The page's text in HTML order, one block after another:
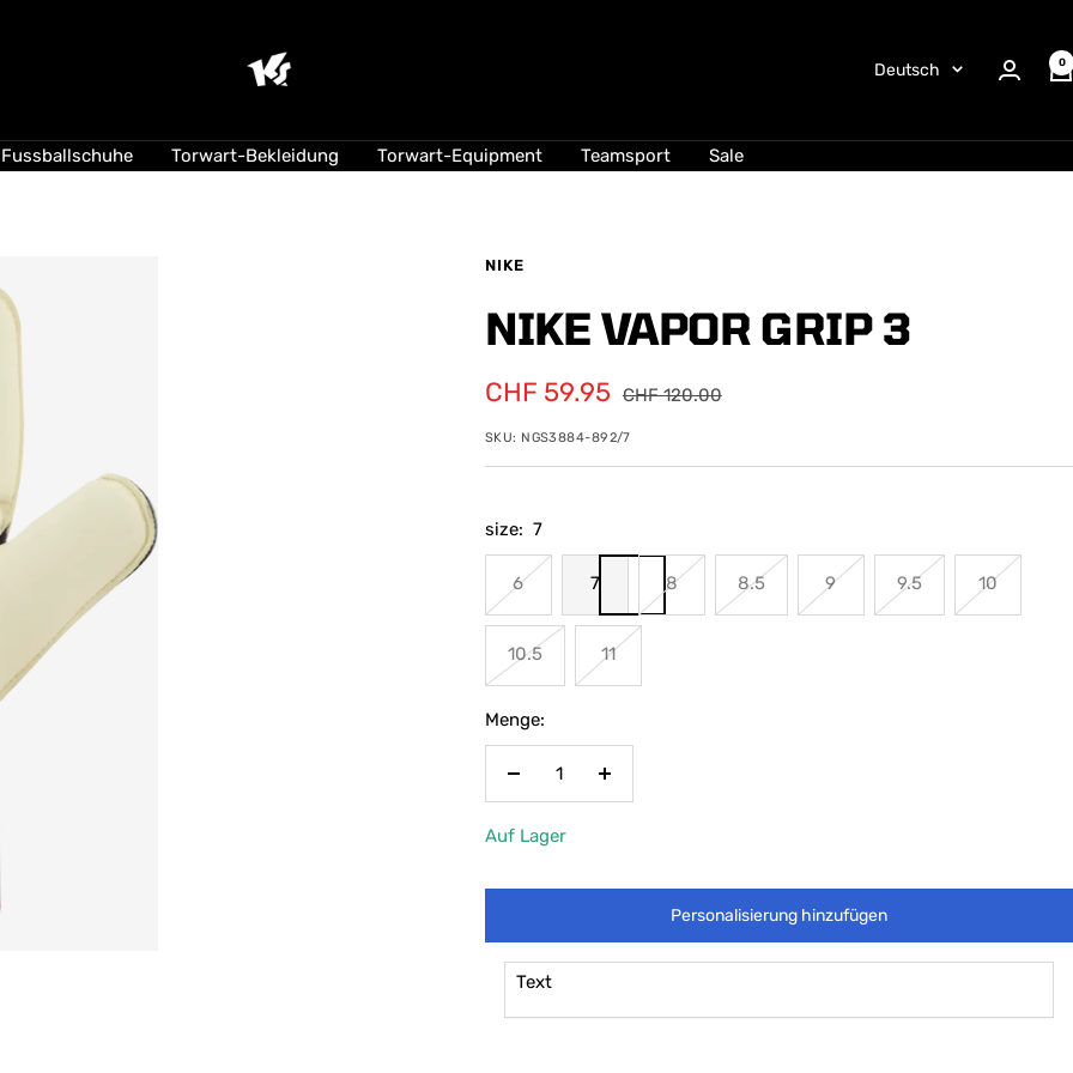
Suisse
Sprache
Deutsch 0
Fussballschuhe Torwart-Bekleidung Torwart-Equipment Teamsport Sale
NIKE
NIKE VAPOR GRIP 3
Angebotspreis
CHF 59.95 Regulärer
CHF 120.00
SKU: NGS3884-892/7
size: 7
6 7 8 8.5 9 9.5 10
10.5 11
Menge:
Menge
Menge
Auf Lager
Personalisierung hinzufügen
Text